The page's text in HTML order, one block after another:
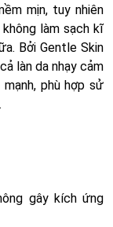
mịn, tuy nhiên
làm sạch kĩ
Bởi Gentle Skin
làn da nhạy cảm
phù hợp sử
gây kích ứng